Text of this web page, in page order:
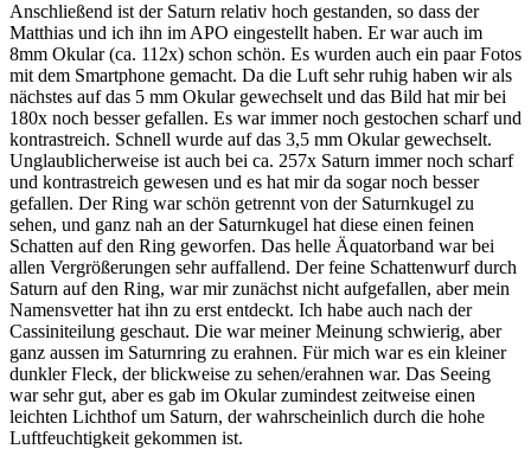
Anschließend ist der Saturn relativ hoch gestanden, so dass der
Matthias und ich ihn im APO eingestellt haben. Er war auch im
8mm Okular (ca. 112x) schon schön. Es wurden auch ein paar Fotos
mit dem Smartphone gemacht. Da die Luft sehr ruhig haben wir als
nächstes auf das 5 mm Okular gewechselt und das Bild hat mir bei
180x noch besser gefallen. Es war immer noch gestochen scharf und
kontrastreich. Schnell wurde auf das 3,5 mm Okular gewechselt.
Unglaublicherweise ist auch bei ca. 257x Saturn immer noch scharf
und kontrastreich gewesen und es hat mir da sogar noch besser
gefallen. Der Ring war schön getrennt von der Saturnkugel zu
sehen, und ganz nah an der Saturnkugel hat diese einen feinen
Schatten auf den Ring geworfen. Das helle Äquatorband war bei
allen Vergrößerungen sehr auffallend. Der feine Schattenwurf durch
Saturn auf den Ring, war mir zunächst nicht aufgefallen, aber mein
Namensvetter hat ihn zu erst entdeckt. Ich habe auch nach der
Cassiniteilung geschaut. Die war meiner Meinung schwierig, aber
ganz aussen im Saturnring zu erahnen. Für mich war es ein kleiner
dunkler Fleck, der blickweise zu sehen/erahnen war. Das Seeing
war sehr gut, aber es gab im Okular zumindest zeitweise einen
leichten Lichthof um Saturn, der wahrscheinlich durch die hohe
Luftfeuchtigkeit gekommen ist.